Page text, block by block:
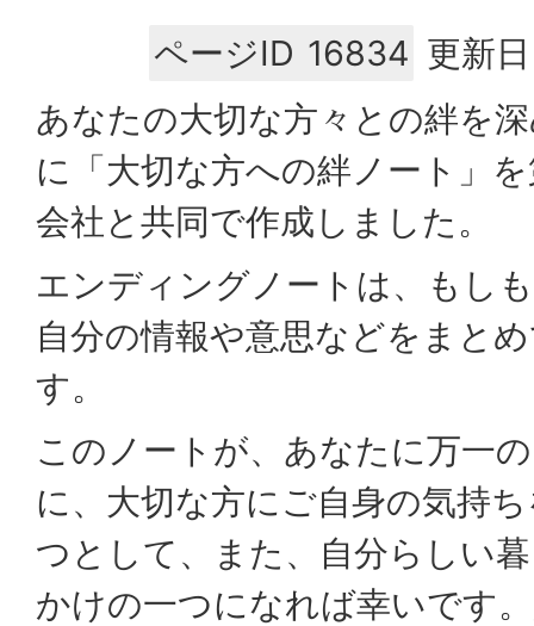
ページID 16834 更新
あなたの大切な方々との絆を
に「大切な方への絆ノート」
会社と共同で作成しました。
エンディングノートは、もし
自分の情報や意思などをまと
す。
このノートが、あなたに万一
に、大切な方にご自身の気持
つとして、また、自分らしい
かけの一つになれば幸いです